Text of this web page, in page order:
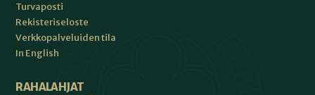
Turvaposti
Rekisteriseloste
Verkkopalveluiden tila
In English
RAHALAHJAT